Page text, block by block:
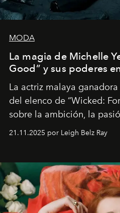
MODA
La magia de Michelle
Good” y sus poderes
La actriz malaya
del elenco de “Wicked:
sobre la ambición, la
ocasiones, la introspección
importa si no lo
21.11.2025 por Leigh Belz Ray